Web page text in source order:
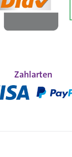
Zahlarten